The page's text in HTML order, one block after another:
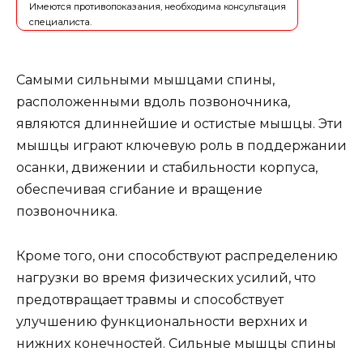
Имеются противопоказания, необходима консультация
специалиста.
Самыми сильными мышцами спины,
расположенными вдоль позвоночника,
являются длиннейшие и остистые мышцы. Эти
мышцы играют ключевую роль в поддержании
осанки, движении и стабильности корпуса,
обеспечивая сгибание и вращение
позвоночника.
Кроме того, они способствуют распределению
нагрузки во время физических усилий, что
предотвращает травмы и способствует
улучшению функциональности верхних и
нижних конечностей. Сильные мышцы спины